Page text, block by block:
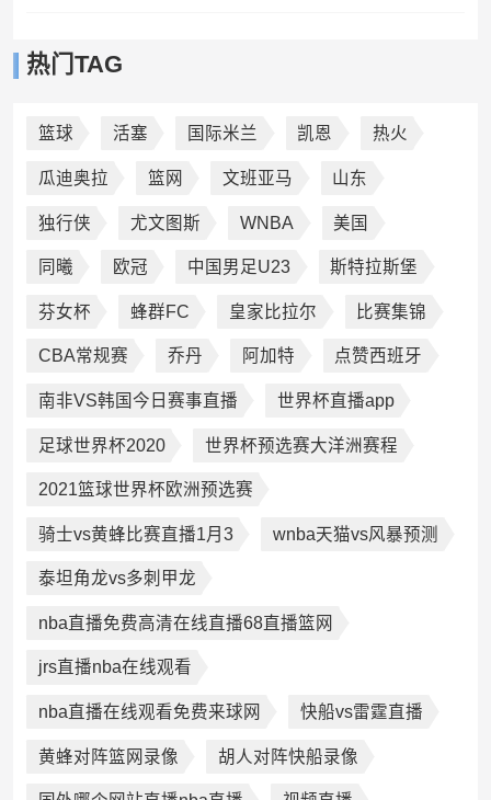
热门TAG
篮球 活塞 国际米兰 凯恩 热火
瓜迪奥拉 篮网 文班亚马 山东
独行侠 尤文图斯 WNBA 美国
同曦 欧冠 中国男足U23 斯特拉斯堡
芬女杯 蜂群FC 皇家比拉尔 比赛集锦
CBA常规赛 乔丹 阿加特 点赞西班牙
南非VS韩国今日赛事直播 世界杯直播app
足球世界杯2020 世界杯预选赛大洋洲赛程
2021篮球世界杯欧洲预选赛
骑士vs黄蜂比赛直播1月3 wnba天猫vs风暴预测
泰坦角龙vs多刺甲龙
nba直播免费高清在线直播68直播篮网
jrs直播nba在线观看
nba直播在线观看免费来球网 快船vs雷霆直播
黄蜂对阵篮网录像 胡人对阵快船录像